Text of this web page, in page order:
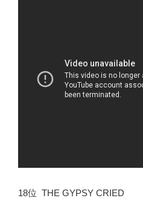
18位 THE GYPSY CRIED